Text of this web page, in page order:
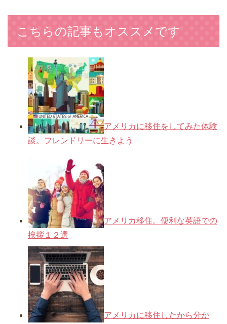
こちらの記事もオススメです
アメリカに移住をしてみた体験
談。フレンドリーに生きよう
アメリカ移住。便利な英語での
挨拶１２選
アメリカに移住したから分か